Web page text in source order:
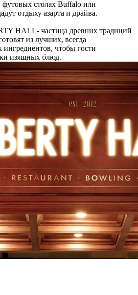
столах Buffalo или
отдыху азарта и драйва.
HALL- частица древних традиций
из лучших, всегда
чтобы гости
изящных блюд.